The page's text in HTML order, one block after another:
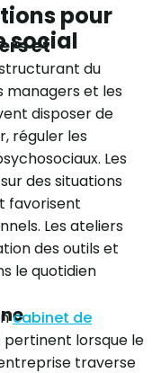
pour
social
et
du
managers et les
disposer de
réguler les
Les
des situations
favorisent
Les ateliers
des outils et
le quotidien
cabinet de
pertinent lorsque le
traverse